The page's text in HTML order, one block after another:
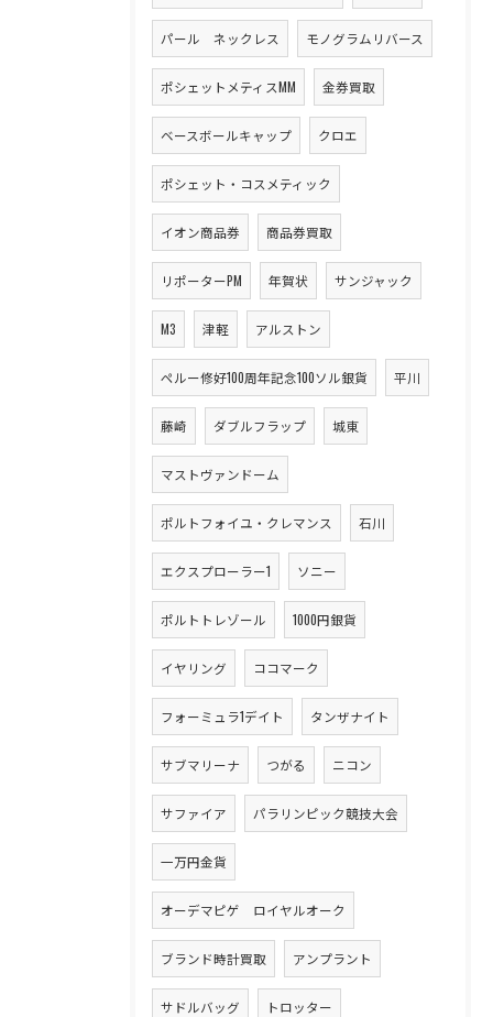
パール ネックレス モノグラムリバース
ポシェットメティスMM 金券買取
ベースボールキャップ クロエ
ポシェット・コスメティック
イオン商品券 商品券買取
リポーターPM 年賀状 サンジャック
M3 津軽 アルストン
ペルー修好100周年記念100ソル銀貨 平川
藤崎 ダブルフラップ 城東
マストヴァンドーム
ポルトフォイユ・クレマンス 石川
エクスプローラー1 ソニー
ポルトトレゾール 1000円銀貨
イヤリング ココマーク
フォーミュラ1デイト タンザナイト
サブマリーナ つがる ニコン
サファイア パラリンピック競技大会
一万円金貨
オーデマピゲ ロイヤルオーク
ブランド時計買取 アンプラント
サドルバッグ トロッター